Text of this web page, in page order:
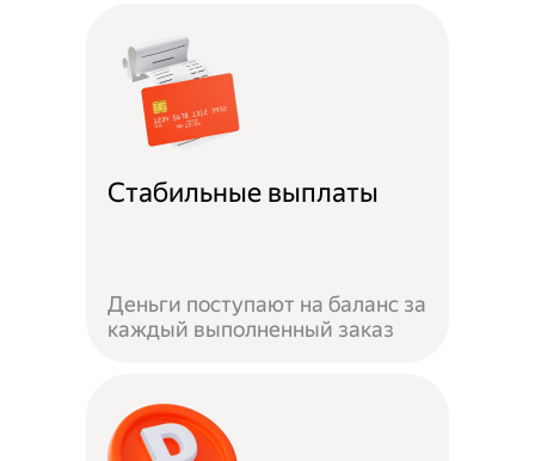
Стабильные выплаты
Деньги поступают на баланс за
каждый выполненный заказ